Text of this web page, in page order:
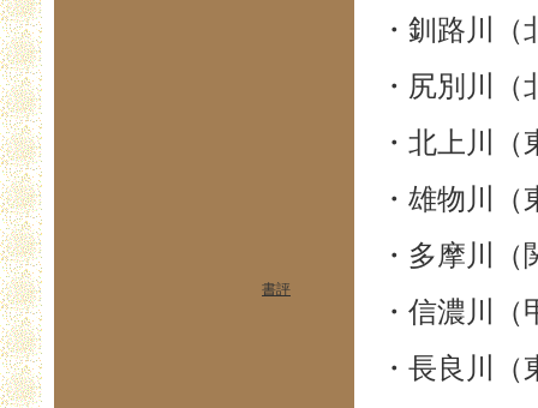
・釧路川（
・尻別川（
・北上川（
・雄物川（
・多摩川（
・信濃川（
・長良川（
書評